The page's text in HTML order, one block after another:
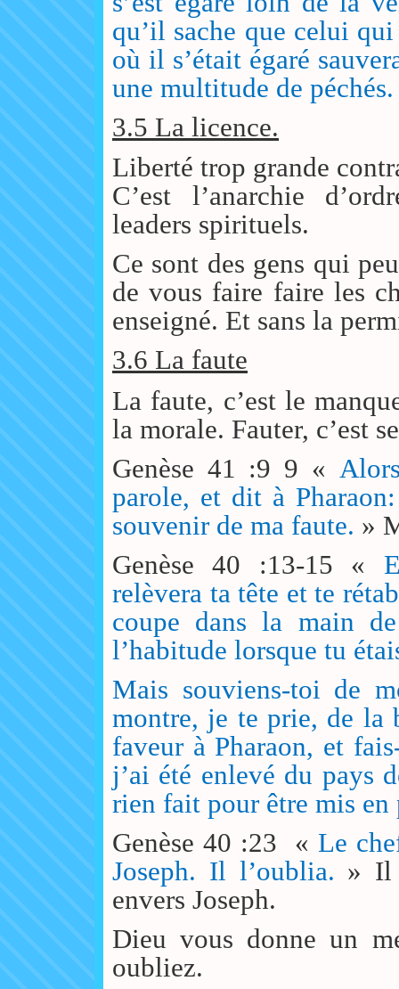
qu’il sache que celui
où il s’était égaré
une multitude de
3.5 La licence.
Liberté trop grande
C’est l’anarchie
leaders spirituels.
Ce sont des gens qui
de vous faire faire les
enseigné. Et sans la
3.6 La faute
La faute, c’est le
la morale. Fauter, c’est
Genèse 41 :9 9 «
parole, et dit à
souvenir de ma faute. »
Genèse 40 :13-15 «
relèvera ta tête et te
coupe dans la main
l’habitude lorsque tu
Mais souviens-toi de
montre, je te prie, de la
faveur à Pharaon, et
j’ai été enlevé du pays
rien fait pour être mis
Genèse 40 :23
« Le
Joseph. Il l’oublia. » Il
envers Joseph.
Dieu vous donne un
oubliez.